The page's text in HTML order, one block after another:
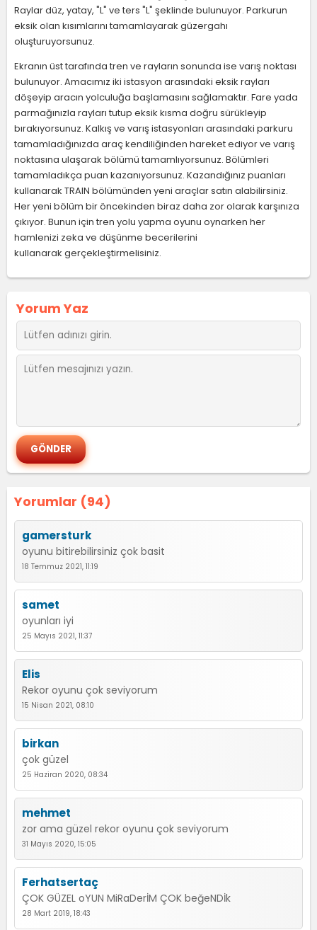
Raylar düz, yatay, "L" ve ters "L" şeklinde bulunuyor. Parkurun
eksik olan kısımlarını tamamlayarak güzergahı
oluşturuyorsunuz.
Ekranın üst tarafında tren ve rayların sonunda ise varış noktası
bulunuyor. Amacımız iki istasyon arasındaki eksik rayları
döşeyip aracın yolculuğa başlamasını sağlamaktır. Fare yada
parmağınızla rayları tutup eksik kısma doğru sürükleyip
bırakıyorsunuz. Kalkış ve varış istasyonları arasındaki parkuru
tamamladığınızda araç kendiliğinden hareket ediyor ve varış
noktasına ulaşarak bölümü tamamlıyorsunuz. Bölümleri
tamamladıkça puan kazanıyorsunuz. Kazandığınız puanları
kullanarak TRAIN bölümünden yeni araçlar satın alabilirsiniz.
Her yeni bölüm bir öncekinden biraz daha zor olarak karşınıza
çıkıyor. Bunun için tren yolu yapma oyunu oynarken her
hamlenizi zeka ve düşünme becerilerini
kullanarak gerçekleştirmelisiniz.
Yorumlar (94)
gamersturk
oyunu bitirebilirsiniz çok basit
18 Temmuz 2021, 11:19
samet
oyunları iyi
25 Mayıs 2021, 11:37
Elis
Rekor oyunu çok seviyorum
15 Nisan 2021, 08:10
birkan
çok güzel
25 Haziran 2020, 08:34
mehmet
zor ama güzel rekor oyunu çok seviyorum
31 Mayıs 2020, 15:05
Ferhatsertaç
ÇOK GÜZEL oYUN MiRaDerİM ÇOK beğeNDİk
28 Mart 2019, 18:43
Yorum Yaz